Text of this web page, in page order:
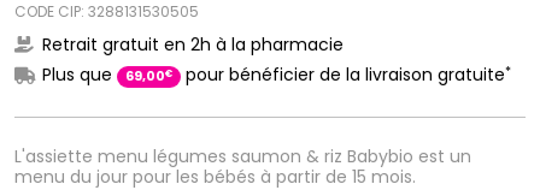
L'assiette menu légumes saumon & riz Babybio est un
menu du jour pour les bébés à partir de 15 mois.
CODE CIP: 3288131530505
Retrait gratuit en 2h à la pharmacie
Plus que
69,00€ pour bénéficier de la livraison gratuite*